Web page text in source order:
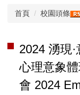
首頁 校園頭條
2024 湧現
心理意象
會 2024